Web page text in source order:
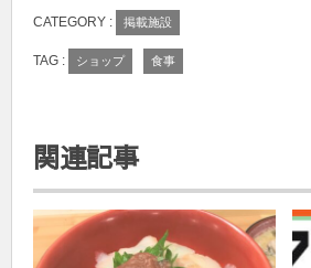
CATEGORY : 掲載施設
TAG : ショップ 食事
関連記事